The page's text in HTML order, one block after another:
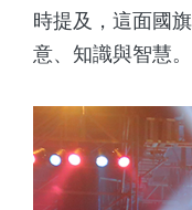
時提及，這面國
意、知識與智慧。